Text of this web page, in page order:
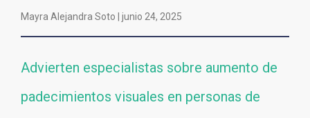
Mayra Alejandra Soto | junio 24, 2025
Advierten especialistas sobre aumento de
padecimientos visuales en personas de